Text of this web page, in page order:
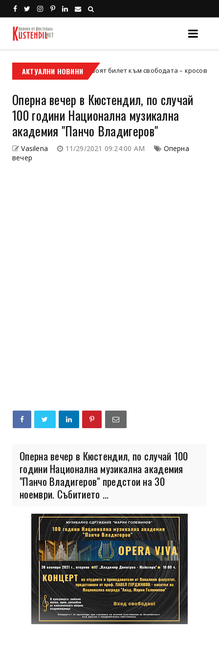
АКТУАЛНИ НОВИНИ
мотор Кой е твоят билет към свободата – кросовият мотор
Оперна вечер в Кюстендил, по случай
100 години Национална музикална
академия "Панчо Владигеров"
Vasilena 11/29/2021 09:24:00 AM
Оперна
вечер
Оперна вечер в Кюстендил, по случай 100
години Национална музикална академия
"Панчо Владигеров" предстои на 30
ноември. Събитието ...